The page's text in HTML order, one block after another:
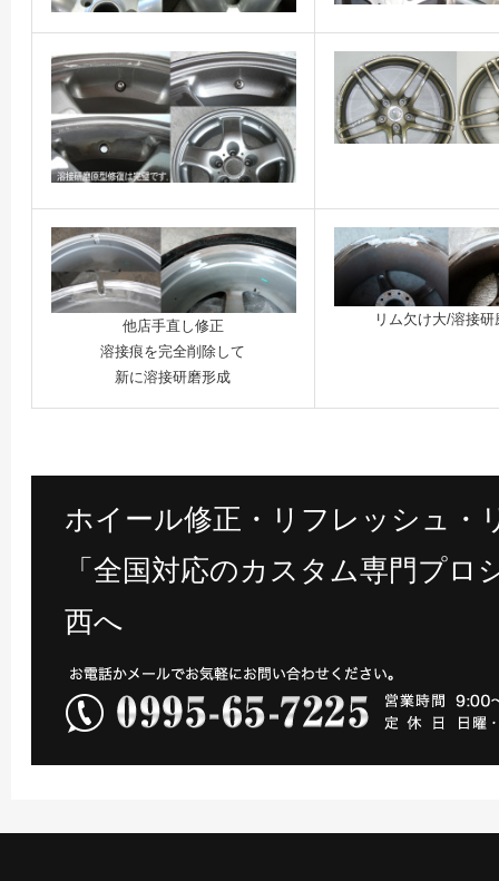
他店手直し修正
溶接痕を完全削除して
新に溶接研磨形成
リム欠け大/溶接
ホイール修正・リフレッシュ・
「全国対応のカスタム専門プ
西へ